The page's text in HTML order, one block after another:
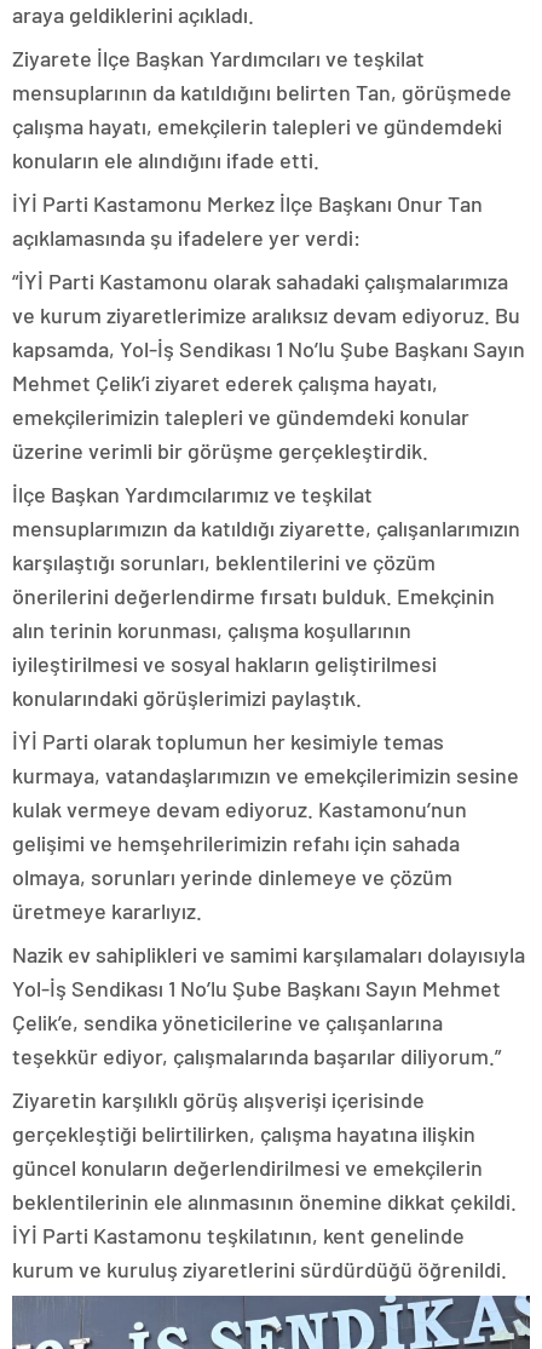
araya geldiklerini açıkladı.
Ziyarete İlçe Başkan Yardımcıları ve teşkilat
mensuplarının da katıldığını belirten Tan, görüşmede
çalışma hayatı, emekçilerin talepleri ve gündemdeki
konuların ele alındığını ifade etti.
İYİ Parti Kastamonu Merkez İlçe Başkanı Onur Tan
açıklamasında şu ifadelere yer verdi:
“İYİ Parti Kastamonu olarak sahadaki çalışmalarımıza
ve kurum ziyaretlerimize aralıksız devam ediyoruz. Bu
kapsamda, Yol-İş Sendikası 1 No’lu Şube Başkanı Sayın
Mehmet Çelik’i ziyaret ederek çalışma hayatı,
emekçilerimizin talepleri ve gündemdeki konular
üzerine verimli bir görüşme gerçekleştirdik.
İlçe Başkan Yardımcılarımız ve teşkilat
mensuplarımızın da katıldığı ziyarette, çalışanlarımızın
karşılaştığı sorunları, beklentilerini ve çözüm
önerilerini değerlendirme fırsatı bulduk. Emekçinin
alın terinin korunması, çalışma koşullarının
iyileştirilmesi ve sosyal hakların geliştirilmesi
konularındaki görüşlerimizi paylaştık.
İYİ Parti olarak toplumun her kesimiyle temas
kurmaya, vatandaşlarımızın ve emekçilerimizin sesine
kulak vermeye devam ediyoruz. Kastamonu’nun
gelişimi ve hemşehrilerimizin refahı için sahada
olmaya, sorunları yerinde dinlemeye ve çözüm
üretmeye kararlıyız.
Nazik ev sahiplikleri ve samimi karşılamaları dolayısıyla
Yol-İş Sendikası 1 No’lu Şube Başkanı Sayın Mehmet
Çelik’e, sendika yöneticilerine ve çalışanlarına
teşekkür ediyor, çalışmalarında başarılar diliyorum.”
Ziyaretin karşılıklı görüş alışverişi içerisinde
gerçekleştiği belirtilirken, çalışma hayatına ilişkin
güncel konuların değerlendirilmesi ve emekçilerin
beklentilerinin ele alınmasının önemine dikkat çekildi.
İYİ Parti Kastamonu teşkilatının, kent genelinde
kurum ve kuruluş ziyaretlerini sürdürdüğü öğrenildi.